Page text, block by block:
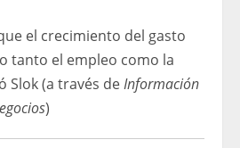
el crecimiento del gasto
tanto el empleo como la
Slok (a través deInformación
)